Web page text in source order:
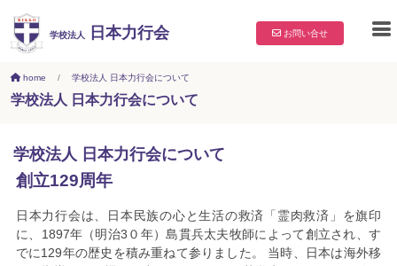
学校法人 日本力行会 お問い合せ
home 学校法人 日本力行会について
学校法人 日本力行会について
学校法人 日本力行会について
創立129周年
日本力行会は、日本民族の心と生活の救済「霊肉救済」を旗印
に、1897年（明治3０年）島貫兵太夫牧師によって創立され、す
でに129年の歴史を積み重ねて参りました。 当時、日本は海外移